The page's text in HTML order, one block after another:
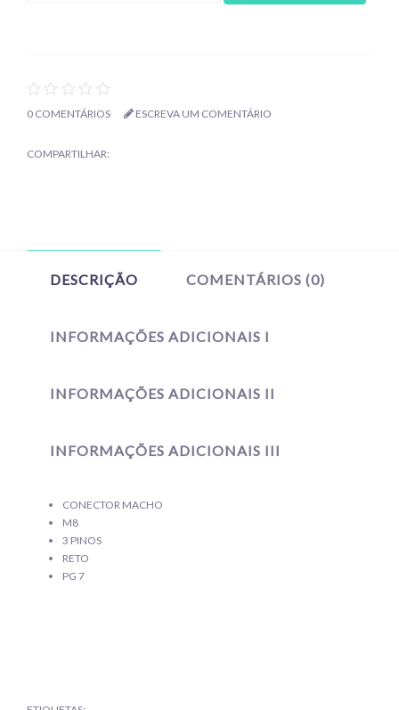
0 COMENTÁRIOS ESCREVA UM COMENTÁRIO
COMPARTILHAR:
DESCRIÇÃO COMENTÁRIOS (0)
INFORMAÇÕES ADICIONAIS I
INFORMAÇÕES ADICIONAIS II
INFORMAÇÕES ADICIONAIS III
CONECTOR MACHO
M8
3 PINOS
RETO
PG 7